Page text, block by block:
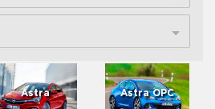
Astra Astra OPC